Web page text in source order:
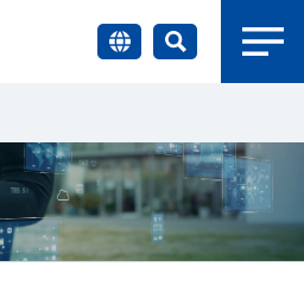
究員紹介
査・研究
るのか ＃部活動
＃日本人の身体活動と健康寿命